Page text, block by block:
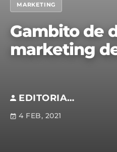
MARKETING
Gambito de
marketing
EDITORIAL S.M
4 FEB, 2021